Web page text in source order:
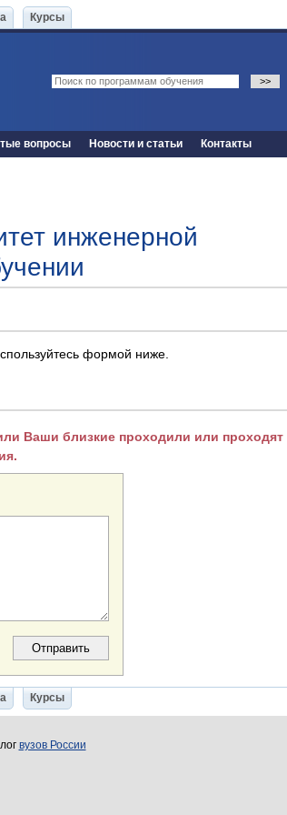
Курсы
вопросы Новости и статьи Контакты
инженерной
формой ниже.
Ваши близкие проходили или проходят
Курсы
вузов России